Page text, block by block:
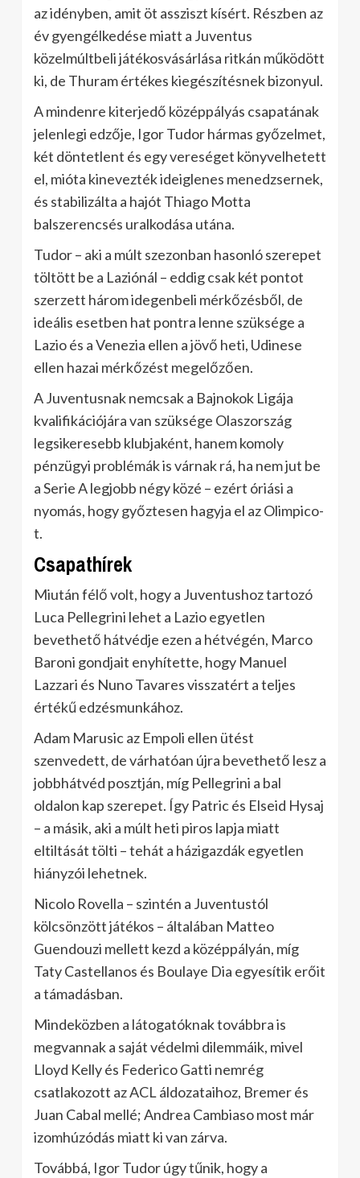
az idényben, amit öt assziszt kísért. Részben az
év gyengélkedése miatt a Juventus
közelmúltbeli játékosvásárlása ritkán működött
ki, de Thuram értékes kiegészítésnek bizonyul.
A mindenre kiterjedő középpályás csapatának
jelenlegi edzője, Igor Tudor hármas győzelmet,
két döntetlent és egy vereséget könyvelhetett
el, mióta kinevezték ideiglenes menedzsernek,
és stabilizálta a hajót Thiago Motta
balszerencsés uralkodása utána.
Tudor – aki a múlt szezonban hasonló szerepet
töltött be a Laziónál – eddig csak két pontot
szerzett három idegenbeli mérkőzésből, de
ideális esetben hat pontra lenne szüksége a
Lazio és a Venezia ellen a jövő heti, Udinese
ellen hazai mérkőzést megelőzően.
A Juventusnak nemcsak a Bajnokok Ligája
kvalifikációjára van szüksége Olaszország
legsikeresebb klubjaként, hanem komoly
pénzügyi problémák is várnak rá, ha nem jut be
a Serie A legjobb négy közé – ezért óriási a
nyomás, hogy győztesen hagyja el az Olimpico-
t.
Csapathírek
Miután félő volt, hogy a Juventushoz tartozó
Luca Pellegrini lehet a Lazio egyetlen
bevethető hátvédje ezen a hétvégén, Marco
Baroni gondjait enyhítette, hogy Manuel
Lazzari és Nuno Tavares visszatért a teljes
értékű edzésmunkához.
Adam Marusic az Empoli ellen ütést
szenvedett, de várhatóan újra bevethető lesz a
jobbhátvéd posztján, míg Pellegrini a bal
oldalon kap szerepet. Így Patric és Elseid Hysaj
– a másik, aki a múlt heti piros lapja miatt
eltiltását tölti – tehát a házigazdák egyetlen
hiányzói lehetnek.
Nicolo Rovella – szintén a Juventustól
kölcsönzött játékos – általában Matteo
Guendouzi mellett kezd a középpályán, míg
Taty Castellanos és Boulaye Dia egyesítik erőit
a támadásban.
Mindeközben a látogatóknak továbbra is
megvannak a saját védelmi dilemmáik, mivel
Lloyd Kelly és Federico Gatti nemrég
csatlakozott az ACL áldozataihoz, Bremer és
Juan Cabal mellé; Andrea Cambiaso most már
izomhúzódás miatt ki van zárva.
Továbbá, Igor Tudor úgy tűnik, hogy a